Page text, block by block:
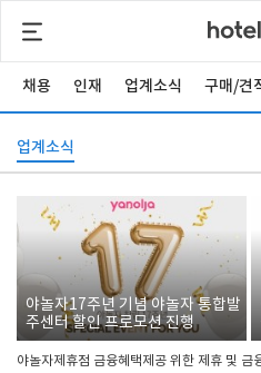
채용 인재 업계소식 구매/견
업계소식
야놀자17주년 기념 야놀자 통합발
주센터 할인 프로모션 진행
야놀자제휴점 금융혜택제공 위한 제휴 및 금